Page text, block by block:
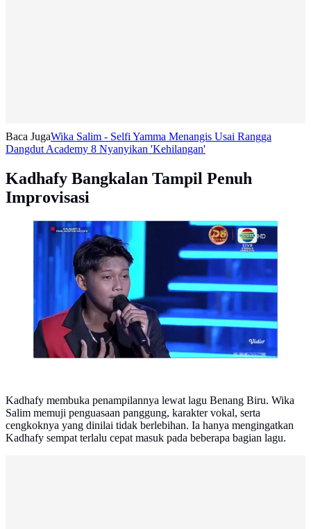
Baca JugaWika Salim - Selfi Yamma Menangis Usai Rangga
Dangdut Academy 8 Nyanyikan 'Kehilangan'
Kadhafy Bangkalan Tampil Penuh
Improvisasi
Kadhafy Bangkalan di Final Audition Dangdut
Academy 8 Grup 6 (credit: Indosiar)
Kadhafy membuka penampilannya lewat lagu Benang Biru. Wika
Salim memuji penguasaan panggung, karakter vokal, serta
cengkoknya yang dinilai tidak berlebihan. Ia hanya mengingatkan
Kadhafy sempat terlalu cepat masuk pada beberapa bagian lagu.